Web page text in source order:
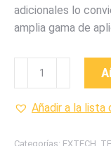
adicionales lo
amplia gama de
IR267
INFRAROJO
Añadir a la lista
Categorías: EXTECH